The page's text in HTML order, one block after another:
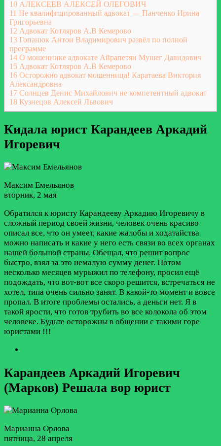
10 АЛЕКСЕЕВ АЛЕКСЕЙ ОЛЕГОВИЧ
11 Не квалифицированный адвокат — Панченко Ирина
Григорьевна
12 Адвокат Котляров А.В Кемерово
13 Гопанюк Антон Владимирович развёл по полной
программе
14 О мошеннике адвокате Айрапетян Мушег Давидович
15 Адвокат Котляров А.В Кемерово
16 Осторожно адвокат мошенница! Каратаева Виктория
Александровна
17 Солнцев Денис Михайлович не компетентный адвокат
18 Кузнецов Алексей Львович
Кидала юрист Карандеев Аркадий
Игоревич
Максим Емельянов
вторник, 2 мая
Обратился к юристу Карандееву Аркадию Игоревичу в
сложный период своей жизни, человек очень красиво
описал все, что он умеет, какие жалобы и ходатайства
можно написать и какие у него есть связи во всех органах
нашей большой страны. Обещал, что решит вопрос
быстро, взял за это немалую сумму денег. Потом
несколько месяцев мурыжил по телефону, просил ещё
подождать, что вот-вот все скоро решится, встречаться не
хотел, типа очень сильно занят. В какой-то момент и вовсе
пропал. В итоге проблемы остались, а деньги нет. Я в
такой ярости, что готов трубить во все колокола об этом
человеке. Будьте осторожны в общении с такими горе
юристами !!!
Карандеев Аркадий Игоревич
(Марков) Решала вор юрист
Марианна Орлова
пятница, 28 апреля